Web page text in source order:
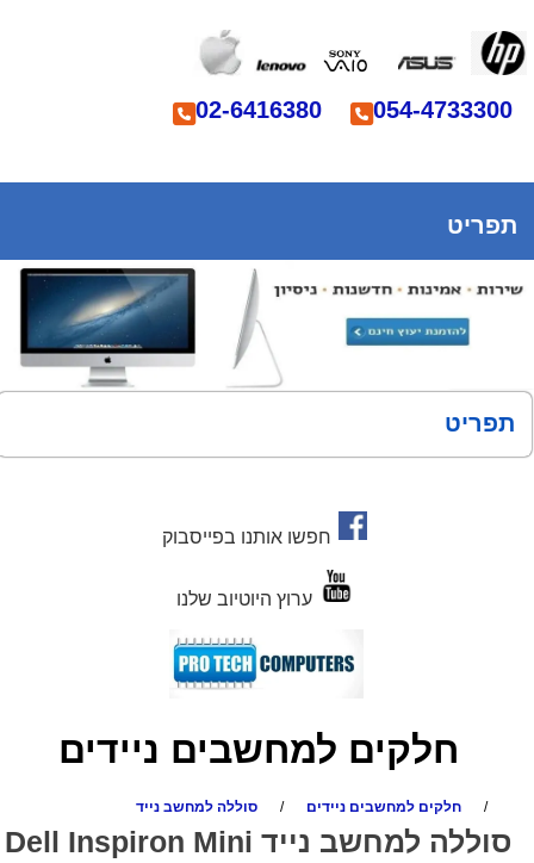
054-4733300
02-6416380
תפריט
תפריט
חפשו אותנו בפייסבוק
ערוץ היוטיוב שלנו
חלקים למחשבים ניידים
חלקים למחשבים ניידים סוללה למחשב נייד
סוללה למחשב נייד Dell Inspiron Mini